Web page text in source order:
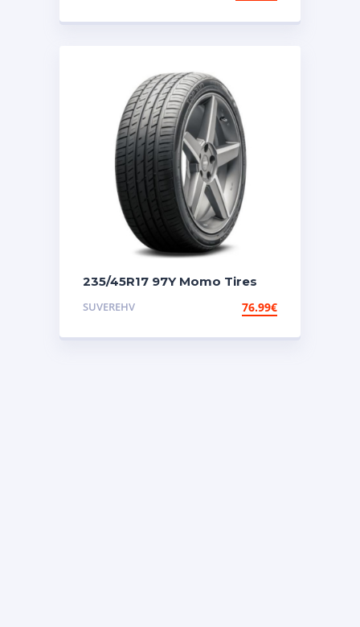
235/45R17 97Y Momo Tires
Hungary)
SUVEREHV 76.99€